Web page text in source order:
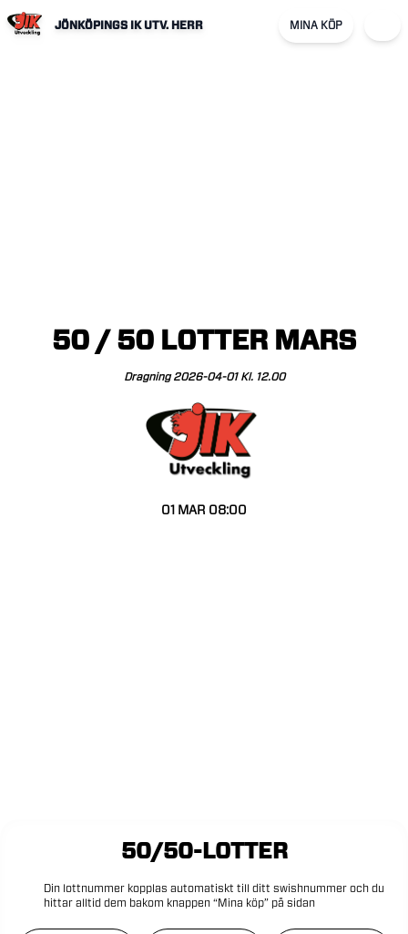
JÖNKÖPINGS IK UTV. HERR MINA KÖP
50 / 50 LOTTER MARS
Dragning 2026-04-01 Kl. 12.00
01 MAR 08:00
50/50-LOTTER
Din lottnummer kopplas automatiskt till ditt swishnummer och du
hittar alltid dem bakom knappen “Mina köp” på sidan